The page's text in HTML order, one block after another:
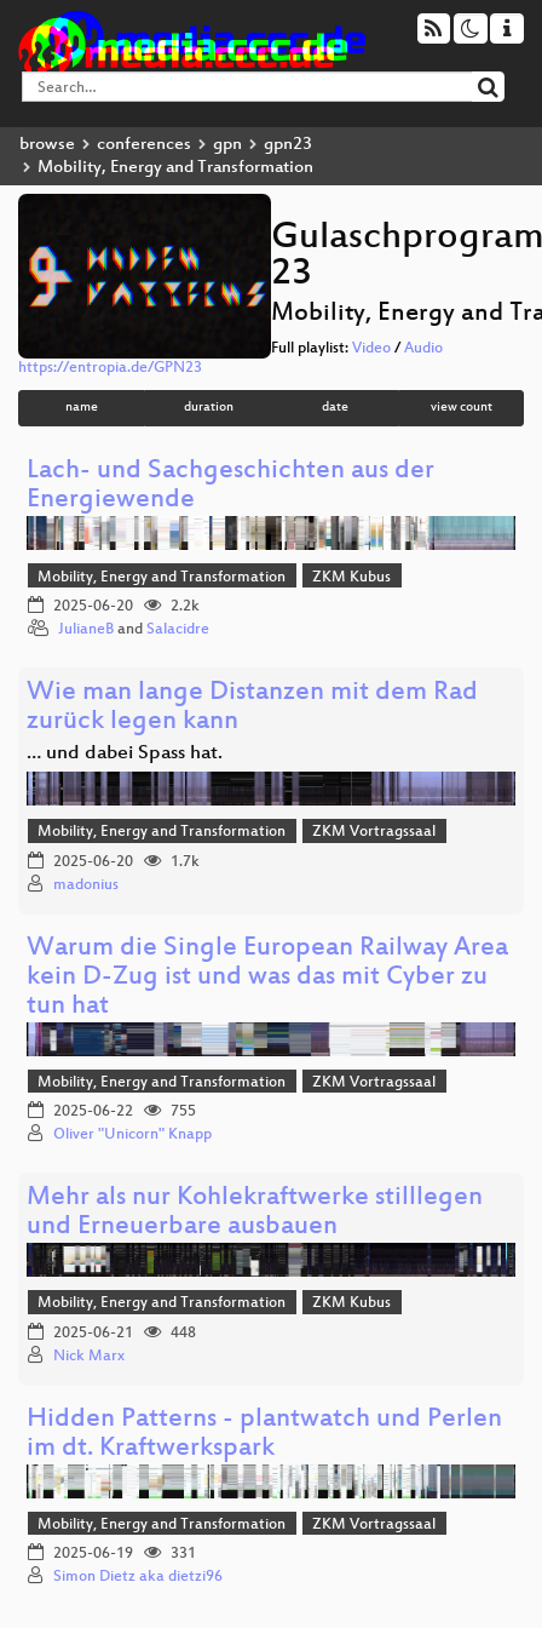
browse conferences gpn
gpn23
Mobility, Energy and Transformation
23
Mobility, Energy and
Full playlist: Video /Audio
https://entropia.de/GPN23
name duration date view count
Lach- und Sachgeschichten aus der
Energiewende
Mobility, Energy and Transformation
ZKM Kubus
2025-06-20
2.2k
JulianeB and Salacidre
Wie man lange Distanzen mit dem Rad
zurück legen kann
… und dabei Spass hat.
Mobility, Energy and Transformation
ZKM Vortragssaal
2025-06-20
1.7k
madonius
Warum die Single European Railway Area
kein D-Zug ist und was das mit Cyber zu
tun hat
Mobility, Energy and Transformation
ZKM Vortragssaal
2025-06-22
755
Oliver "Unicorn" Knapp
Mehr als nur Kohlekraftwerke stilllegen
und Erneuerbare ausbauen
Mobility, Energy and Transformation
ZKM Kubus
2025-06-21
448
Nick Marx
Hidden Patterns - plantwatch und Perlen
im dt. Kraftwerkspark
Mobility, Energy and Transformation
ZKM Vortragssaal
2025-06-19
331
Simon Dietz aka dietzi96